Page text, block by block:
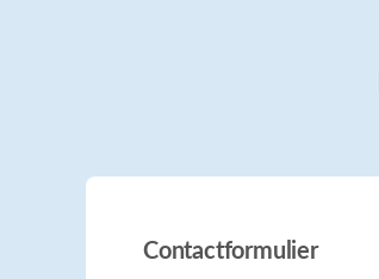
Contactformulier